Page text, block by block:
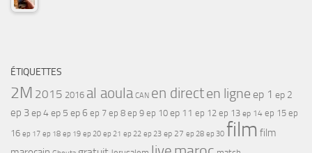
ÉTIQUETTES
2M 2015 2016 al aoula CAN en directen ligne ep 1 ep 2
ep 3ep 4ep 5 ep 6 ep 7 ep 8 ep 9 ep 10 ep 11 ep 12 ep 13 ep 14 ep 15 ep
16 ep 17 ep 18 ep 19 ep 20 ep 21 ep 22 ep 23 ep 27 ep 28 ep 30 film film